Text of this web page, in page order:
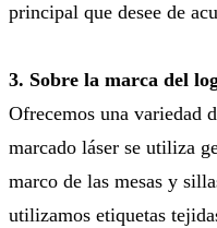
principal que desee de
3. Sobre la marca del
Ofrecemos una variedad
marcado láser se utiliza
marco de las mesas y
utilizamos etiquetas